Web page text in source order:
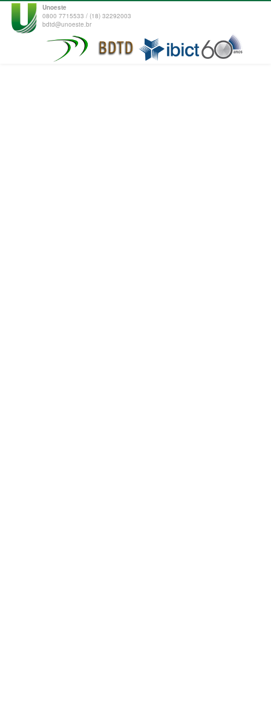
Unoeste
0800 7715533 / (18) 32292003
bdtd@unoeste.br